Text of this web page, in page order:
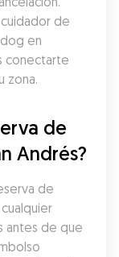
de
en
conectarte
zona.
de
Andrés?
de
antes de que